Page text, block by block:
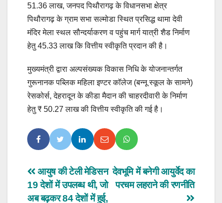
51.36 लाख, जनपद पिथौरागढ़ के विधानसभा क्षेत्र
पिथौरागढ़ के ग्राम सभा सल्मोडा स्थित प्रसिद्ध थामा देवी
मंदिर मेला स्थल सौन्दर्याकरण व पहुंच मार्ग यात्री शैड निर्माण
हेतु 45.33 लाख कि वित्तीय स्वीकृति प्रदान की है।
मुख्यमंत्री द्वारा अल्पसंख्यक विकास निधि के योजनान्तर्गत
गुरूनानक पब्लिक महिला इण्टर कॉलेज (बन्नू स्कूल के सामने)
रेसकोर्स, देहरादून के कीडा मैदान की चाहरदीवारी के निर्माण
हेतु ₹ 50.27 लाख की वित्तीय स्वीकृति की गई है।
Post
navigation
देवभूमि में बनेगी आयुर्वेद का
परचम लहराने की रणनीति
आयुष की टेली मेडिसन
19 देशों में उपलब्ध थी, जो
अब बढ़कर 84 देशों में हुई,